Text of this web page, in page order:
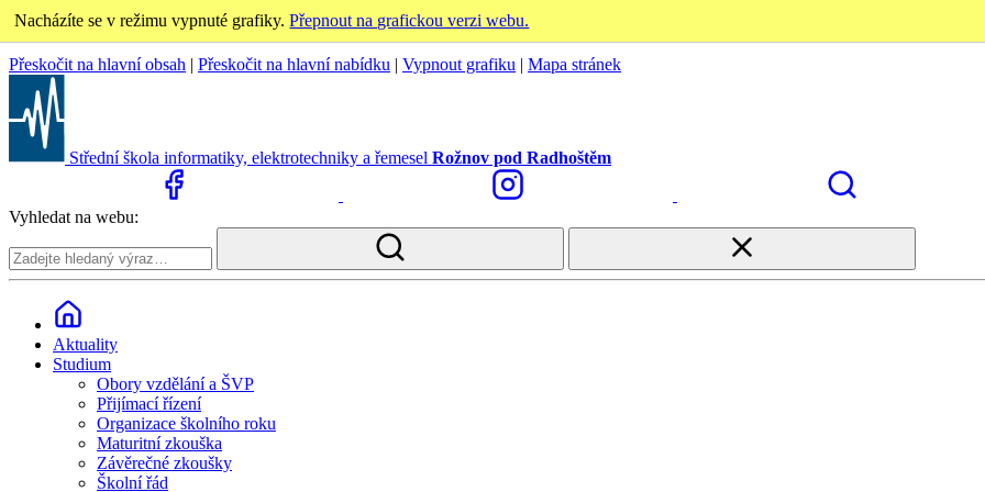
Nacházíte se v režimu vypnuté grafiky.Přepnout na grafickou verzi webu.
Přeskočit na hlavní obsah | Přeskočit na hlavní nabídku | Vypnout grafiku | Mapa stránek
Střední škola informatiky, elektrotechniky a řemesel Rožnov pod Radhoštěm
Vyhledat na webu:
Aktuality
Studium
Obory vzdělání a ŠVP
Přijímací řízení
Organizace školního roku
Maturitní zkouška
Závěrečné zkoušky
Školní řád